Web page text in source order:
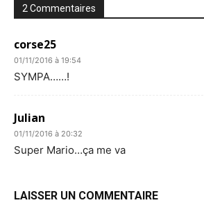
2 Commentaires
corse25
01/11/2016 à 19:54
SYMPA……!
Julian
01/11/2016 à 20:32
Super Mario…ça me va
LAISSER UN COMMENTAIRE